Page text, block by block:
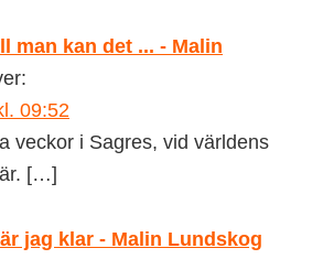
man kan det ... - Malin
09:52
veckor i Sagres, vid världens
[…]
jag klar - Malin Lundskog